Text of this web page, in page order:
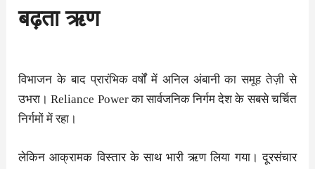
बढ़ता ऋण
विभाजन के बाद प्रारंभिक वर्षों में अनिल अंबानी का समूह तेज़ी से
उभरा। Reliance Power का सार्वजनिक निर्गम देश के सबसे चर्चित
निर्गमों में रहा।
लेकिन आक्रामक विस्तार के साथ भारी ऋण लिया गया। दूरसंचार